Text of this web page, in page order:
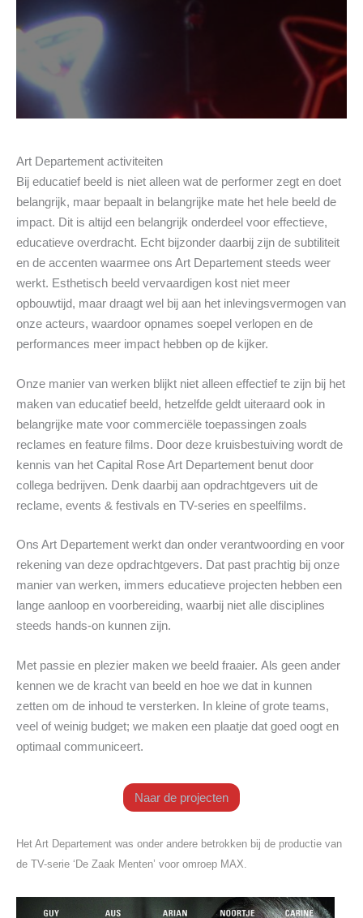
Art Departement activiteiten
Bij educatief beeld is niet alleen wat de performer zegt en doet
belangrijk, maar bepaalt in belangrijke mate het hele beeld de
impact. Dit is altijd een belangrijk onderdeel voor effectieve,
educatieve overdracht. Echt bijzonder daarbij zijn de subtiliteit
en de accenten waarmee ons Art Departement steeds weer
werkt. Esthetisch beeld vervaardigen kost niet meer
opbouwtijd, maar draagt wel bij aan het inlevingsvermogen van
onze acteurs, waardoor opnames soepel verlopen en de
performances meer impact hebben op de kijker.
Onze manier van werken blijkt niet alleen effectief te zijn bij het
maken van educatief beeld, hetzelfde geldt uiteraard ook in
belangrijke mate voor commerciële toepassingen zoals
reclames en feature films. Door deze kruisbestuiving wordt de
kennis van het Capital Rose Art Departement benut door
collega bedrijven. Denk daarbij aan opdrachtgevers uit de
reclame, events & festivals en TV-series en speelfilms.
Ons Art Departement werkt dan onder verantwoording en voor
rekening van deze opdrachtgevers. Dat past prachtig bij onze
manier van werken, immers educatieve projecten hebben een
lange aanloop en voorbereiding, waarbij niet alle disciplines
steeds hands-on kunnen zijn.
Met passie en plezier maken we beeld fraaier. Als geen ander
kennen we de kracht van beeld en hoe we dat in kunnen
zetten om de inhoud te versterken. In kleine of grote teams,
veel of weinig budget; we maken een plaatje dat goed oogt en
optimaal communiceert.
Naar de projecten
Het Art Departement was onder andere betrokken bij de productie van
de TV-serie ‘De Zaak Menten’ voor omroep MAX.